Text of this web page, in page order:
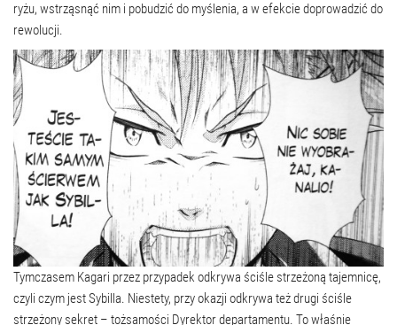
ryżu, wstrząsnąć nim i pobudzić do myślenia, a w efekcie doprowadzić do
rewolucji.
Tymczasem Kagari przez przypadek odkrywa ściśle strzeżoną tajemnicę,
czyli czym jest Sybilla. Niestety, przy okazji odkrywa też drugi ściśle
strzeżony sekret – tożsamości Dyrektor departamentu. To właśnie